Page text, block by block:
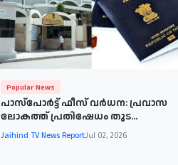
Popular News
പാസ്പോര്‍ട്ട് ഫീസ് വര്‍ധന: പ്രവാസ
ലോകത്ത് പ്രതിഷേധം തുട...
Jaihind TV News ReportJul 02, 2026